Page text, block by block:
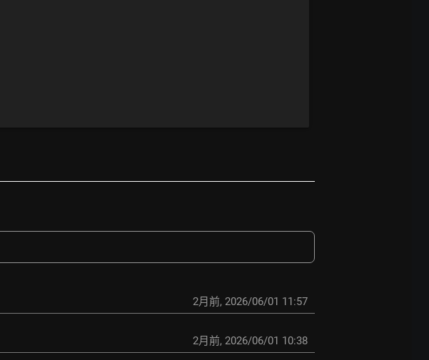
2月前, 2026/06/01 11:57
2月前, 2026/06/01 10:38